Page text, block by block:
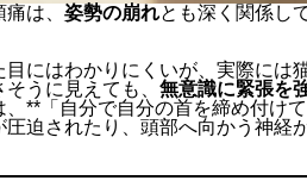
は、 姿勢の崩れとも深く関係し
目にはわかりにくいが、実際には
うに見えても、 無意識に緊張を
、**「自分で自分の首を締め付け
圧迫されたり、頭部へ向かう神経